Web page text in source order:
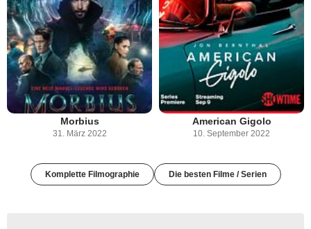
Morbius
31. März 2022
American Gigolo
10. September 2022
Komplette Filmographie Die besten Filme / Serien